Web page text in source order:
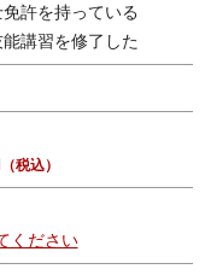
許を持っている
講習を修了した
税込）
ください